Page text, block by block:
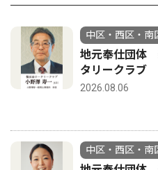
中区・西区・南
地元奉仕団体
タリークラブ
2026.08.06
中区・西区・南